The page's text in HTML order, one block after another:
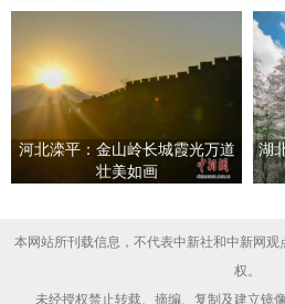
河北滦平：金山岭长城霞光万道
壮美如画
湖
本网站所刊载信息，不代表中新社和中新网
权。
未经授权禁止转载、摘编、复制及建立镜